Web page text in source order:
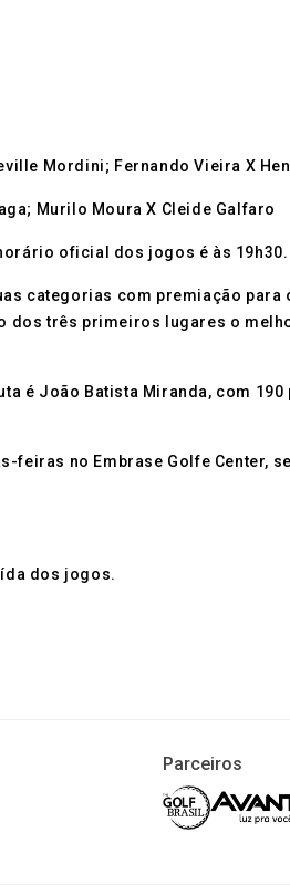
Mordini; Fernando Vieira X
Murilo Moura X Cleide Galfaro
oficial dos jogos é às 19h30.
categorias com premiação para
dos três primeiros lugares o
é João Batista Miranda, com 190
feiras no Embrase Golfe Center,
dos jogos.
Parceiros